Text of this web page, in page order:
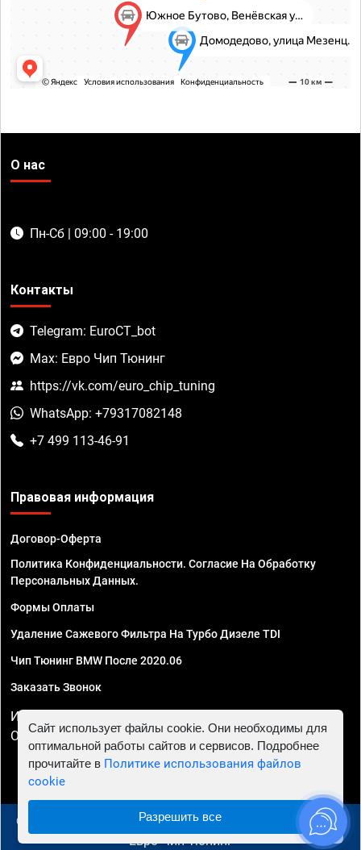
О нас
Пн-Сб | 09:00 - 19:00
Контакты
Telegram: EuroCT_bot
Max: Евро Чип Тюнинг
https://vk.com/euro_chip_tuning
WhatsApp: +79317082148
+7 499 113-46-91
Правовая информация
Договор-Оферта
Политика Конфиденциальности. Согласие На Обработку
Персональных Данных.
Формы Оплаты
Удаление Сажевого Фильтра На Турбо Дизеле TDI
Чип Тюнинг BMW После 2020.06
Заказать Звонок
ИП Смирнов Георгий Павлович. ИНН 781302555843,
ОГРНИП 324470400032610
© 2010 - 2026 Чип тюнинг в Москве и МО - Автосервис
"Евро Чип Тюнинг"
Сайт использует файлы cookie. Они необходимы для
оптимальной работы сайтов и сервисов. Подробнее
прочитайте в Политике использования файлов
cookie
Разрешить все